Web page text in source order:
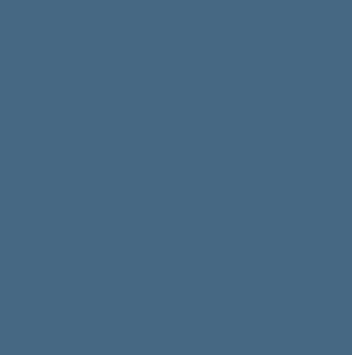
Politinė,
XIX a. pabaigoje
1899–1901 m.
1904 m. keletą
1910 m. baigęs
Prasidėjus
Baigiantis karui
1926 m.
1930–1931 m.